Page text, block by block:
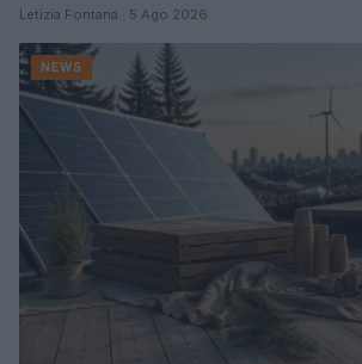
Letizia Fontana · 5 Ago 2026
NEWS